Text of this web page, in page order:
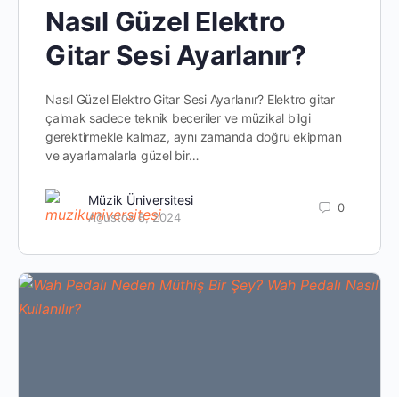
Nasıl Güzel Elektro
Gitar Sesi Ayarlanır?
Nasıl Güzel Elektro Gitar Sesi Ayarlanır? Elektro gitar
çalmak sadece teknik beceriler ve müzikal bilgi
gerektirmekle kalmaz, aynı zamanda doğru ekipman
ve ayarlamalarla güzel bir…
Müzik Üniversitesi
Ağustos 8, 2024
0